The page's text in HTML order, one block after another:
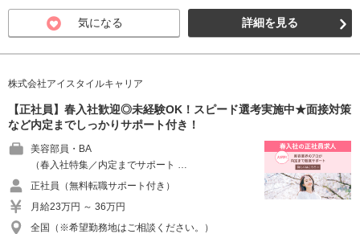
気になる 詳細を見る
株式会社アイスタイルキャリア
【正社員】春入社歓迎◎未経験OK！スピード選考実施中★面接対策
など内定までしっかりサポート付き！
美容部員・BA
（春入社特集／内定までサポート …
正社員（無料転職サポート付き）
月給23万円 ～ 36万円
全国（※希望勤務地はご相談ください。）